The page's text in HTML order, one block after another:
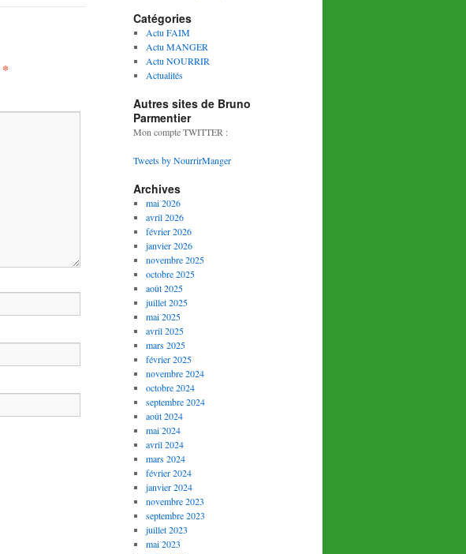
*
Catégories
Actu FAIM
Actu MANGER
Actu NOURRIR
Actualités
Autres sites de Bruno
Parmentier
Mon compte TWITTER :
Tweets by NourrirManger
Archives
mai 2026
avril 2026
février 2026
janvier 2026
novembre 2025
octobre 2025
août 2025
juillet 2025
mai 2025
avril 2025
mars 2025
février 2025
novembre 2024
octobre 2024
septembre 2024
août 2024
mai 2024
avril 2024
mars 2024
février 2024
janvier 2024
novembre 2023
septembre 2023
juillet 2023
mai 2023